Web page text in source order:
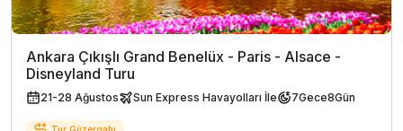
Ankara Çıkışlı Grand Benelüx - Paris - Alsace -
Disneyland Turu
21-28 Ağustos Sun Express Havayolları İle 7Gece8Gün